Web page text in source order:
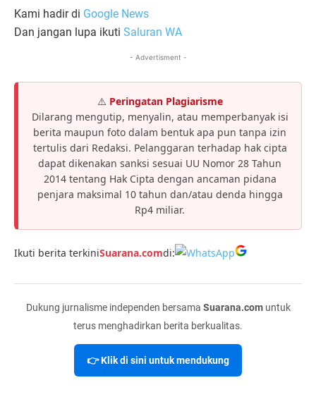
Kami hadir di Google News
Dan jangan lupa ikuti Saluran WA
- Advertisment -
⚠️ Peringatan Plagiarisme
Dilarang mengutip, menyalin, atau memperbanyak isi
berita maupun foto dalam bentuk apa pun tanpa izin
tertulis dari Redaksi. Pelanggaran terhadap hak cipta
dapat dikenakan sanksi sesuai UU Nomor 28 Tahun
2014 tentang Hak Cipta dengan ancaman pidana
penjara maksimal 10 tahun dan/atau denda hingga
Rp4 miliar.
Ikuti berita terkiniSuarana.comdi:
Dukung jurnalisme independen bersama Suarana.comuntuk
terus menghadirkan berita berkualitas.
👉 Klik di sini untuk mendukung